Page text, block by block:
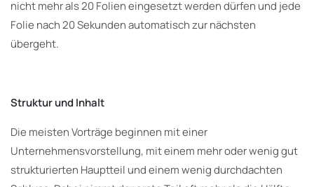
nicht mehr als 20 Folien eingesetzt werden dürfen und jede
Folie nach 20 Sekunden automatisch zur nächsten
übergeht.
Struktur und Inhalt
Die meisten Vorträge beginnen mit einer
Unternehmensvorstellung, mit einem mehr oder wenig gut
strukturierten Hauptteil und einem wenig durchdachten